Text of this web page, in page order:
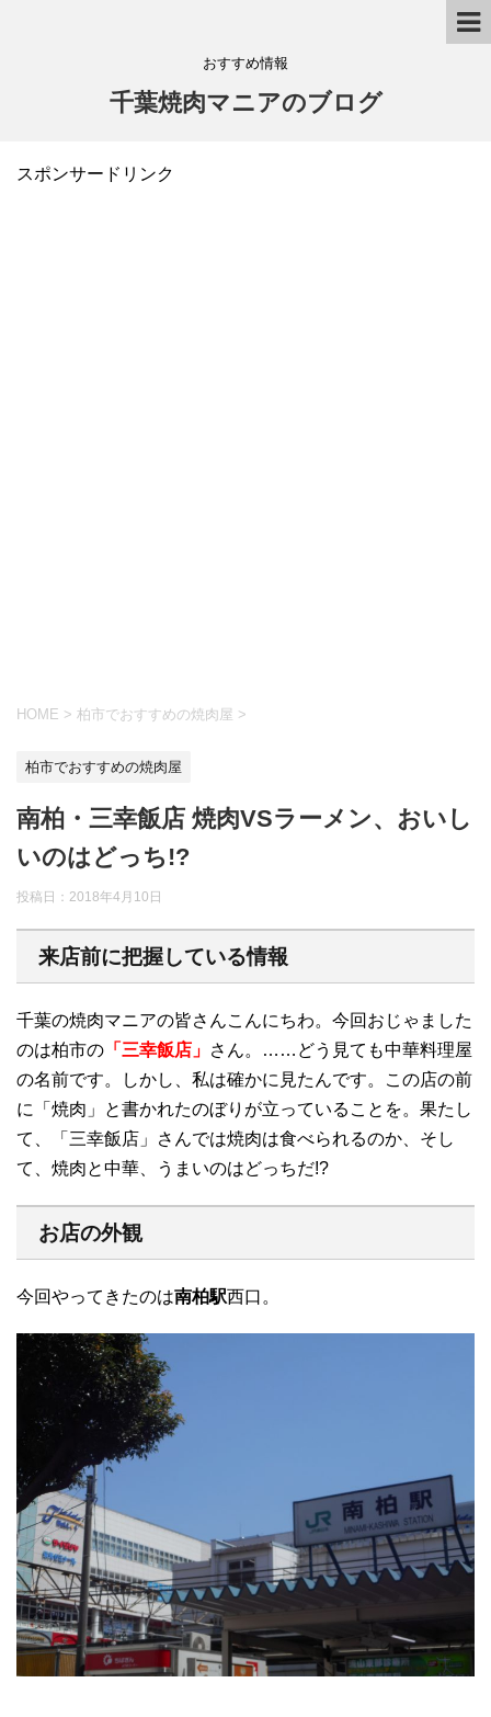
おすすめ情報
千葉焼肉マニアのブログ
スポンサードリンク
HOME > 柏市でおすすめの焼肉屋 >
柏市でおすすめの焼肉屋
南柏・三幸飯店 焼肉VSラーメン、おいし
いのはどっち!?
投稿日： 2018年4月10日
来店前に把握している情報
千葉の焼肉マニアの皆さんこんにちわ。今回おじゃました
のは柏市の 「三幸飯店」 さん。……どう見ても中華料理屋
の名前です。しかし、私は確かに見たんです。この店の前
に「焼肉」と書かれたのぼりが立っていることを。果たし
て、「三幸飯店」さんでは焼肉は食べられるのか、そし
て、焼肉と中華、うまいのはどっちだ!?
お店の外観
今回やってきたのは南柏駅西口。